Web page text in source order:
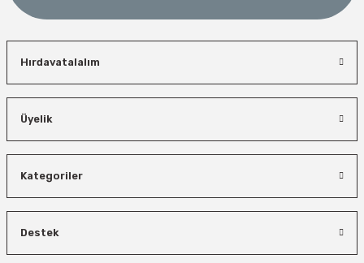
Hırdavatalalım
Üyelik
Kategoriler
Destek